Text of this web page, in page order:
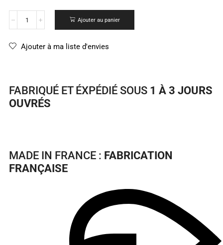
Ajouter au panier
Ajouter à ma liste d'envies
FABRIQUÉ ET ÉXPÉDIÉ SOUS 1 À 3 JOURS
OUVRÉS
MADE IN FRANCE : FABRICATION
FRANÇAISE